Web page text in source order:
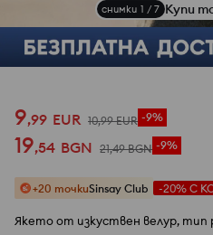
снимки 1 / 7 Купи
9,99 EUR 10,99 EUR -9%
19,54 BGN 21,49 BGN -9%
+20 точкиSinsay Club -20% С
Якето от изкуствен велур, тип